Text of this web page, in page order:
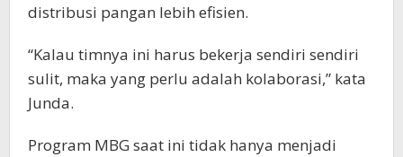
distribusi pangan lebih efisien.
“Kalau timnya ini harus bekerja sendiri sendiri
sulit, maka yang perlu adalah kolaborasi,” kata
Junda.
Program MBG saat ini tidak hanya menjadi